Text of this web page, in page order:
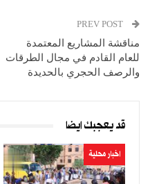
مناقشة المشاريع المعتمدة
للعام القادم في مجال الطرقات
والرصف الحجري بالحديدة
قد يعجبك ايضا
اخبار محلية